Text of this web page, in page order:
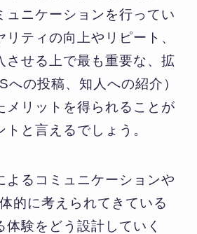
ュニケーションを行ってい
リティの向上やリピート、
させる上で最も重要な、拡
への投稿、知人への紹介）
メリットを得られることが
と言えるでしょう。
よるコミュニケーションや
的に考えられてきている
体験をどう設計していく